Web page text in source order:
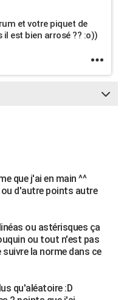
et votre piquet de
est bien arrosé ?? :o))
que j'ai en main ^^
d'autre points autre
ou astérisques ça
ou tout n'est pas
la norme dans ce
qu'aléatoire :D